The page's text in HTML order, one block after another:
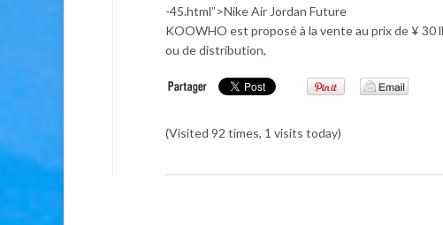
-45.html”>Nike Air Jordan Future
KOOWHO est proposé à la vente au prix de ¥ 30
ou de distribution,
(Visited 92 times, 1 visits today)